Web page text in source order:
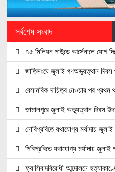
সর্বশেষ সংবাদ
৭৫ মিলিয়ন পাউন্ডে আর্সেনালে যোগ
জাতিসংঘে জুলাই গণঅভ্যুত্থান দিবস
বেসামরিক দায়িত্ব নেওয়ার পর প্রথম
জামালপুরে জুলাই অভ্যুত্থান দিবস
নোবিপ্রবিতে যথাযোগ্য মর্যাদায়
পিবিপ্রবিতে যথাযোগ্য মর্যাদায়
ফ্যাসিবাদবিরোধী আন্দোলনে